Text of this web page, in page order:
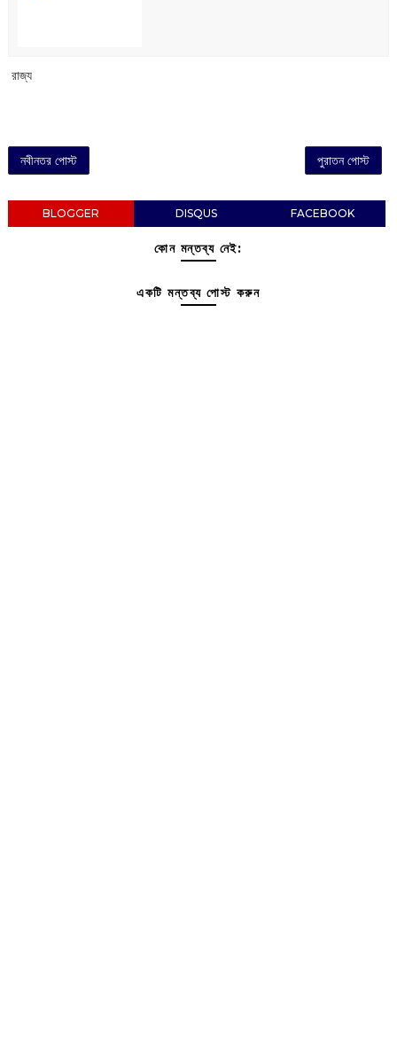
‌ রাজ্য
নবীনতর পোস্ট পুরাতন পোস্ট
BLOGGER DISQUS FACEBOOK
কোন মন্তব্য নেই:
একটি মন্তব্য পোস্ট করুন